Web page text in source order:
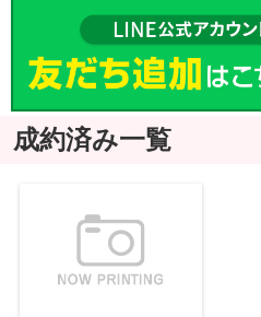
成約済み一覧